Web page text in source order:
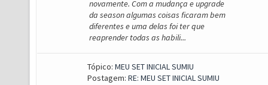
novamente. Com a mudança e upgrade
da season algumas coisas ficaram bem
diferentes e uma delas foi ter que
reaprender todas as habili...
Tópico: MEU SET INICIAL SUMIU
Postagem: RE: MEU SET INICIAL SUMIU